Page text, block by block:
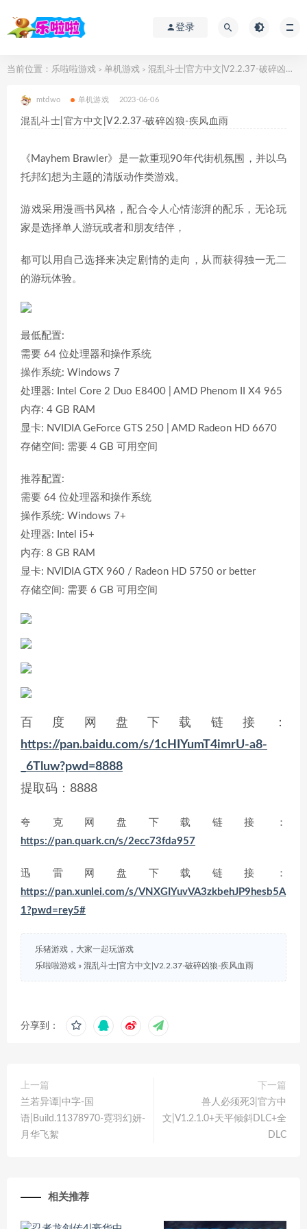
登录
当前位置： 乐啦啦游戏 > 单机游戏 > 混乱斗士|官方中文|V2.2.37-破碎凶狼-疾风血雨
mtdwo 单机游戏 2023-06-06
混乱斗士|官方中文|V2.2.37-破碎凶狼-疾风血雨
《Mayhem Brawler》是一款重现90年代街机氛围，并以乌
托邦幻想为主题的清版动作类游戏。
游戏采用漫画书风格，配合令人心情澎湃的配乐，无论玩
家是选择单人游玩或者和朋友结伴，
都可以用自己选择来决定剧情的走向，从而获得独一无二
的游玩体验。
最低配置:
需要 64 位处理器和操作系统
操作系统: Windows 7
处理器: Intel Core 2 Duo E8400 | AMD Phenom II X4 965
内存: 4 GB RAM
显卡: NVIDIA GeForce GTS 250 | AMD Radeon HD 6670
存储空间: 需要 4 GB 可用空间
推荐配置:
需要 64 位处理器和操作系统
操作系统: Windows 7+
处理器: Intel i5+
内存: 8 GB RAM
显卡: NVIDIA GTX 960 / Radeon HD 5750 or better
存储空间: 需要 6 GB 可用空间
百度网盘下载链接：
https://pan.baidu.com/s/1cHIYumT4imrU-a8-
_6Tluw?pwd=8888
提取码：8888
夸克网盘下载链接：
https://pan.quark.cn/s/2ecc73fda957
迅雷网盘下载链接：
https://pan.xunlei.com/s/VNXGIYuvVA3zkbehJP9hesb5A
1?pwd=rey5#
乐猪游戏，大家一起玩游戏
乐啦啦游戏 » 混乱斗士|官方中文|V2.2.37-破碎凶狼-疾风血雨
分享到：
上一篇
兰若异谭|中字-国
语|Build.11378970-霓羽幻妍-
月华飞絮
下一篇
兽人必须死3|官方中
文|V1.2.1.0+天平倾斜DLC+全
DLC
相关推荐